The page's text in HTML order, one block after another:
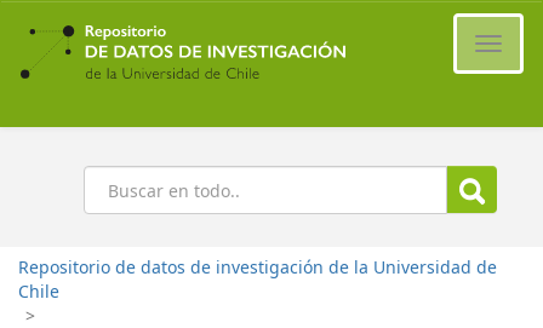
Ir
contenido
principal
Buscar
Repositorio de datos de investigación de la Universidad de
Chile
>